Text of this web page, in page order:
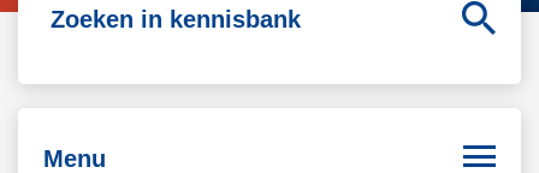
Menu